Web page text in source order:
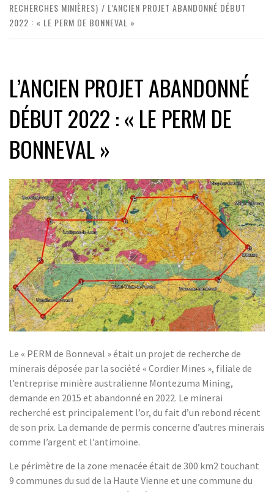
RECHERCHES MINIÈRES)
L’ANCIEN PROJET ABANDONNÉ DÉBUT
2022 : « LE PERM DE BONNEVAL »
L’ANCIEN PROJET ABANDONNÉ
DÉBUT 2022 : « LE PERM DE
BONNEVAL »
Le « PERM de Bonneval » était un projet de recherche de
minerais déposée par la société « Cordier Mines », filiale de
l’entreprise minière australienne Montezuma Mining,
demande en 2015 et abandonné en 2022. Le minerai
recherché est principalement l’or, du fait d’un rebond récent
de son prix. La demande de permis concerne d’autres minerais
comme l’argent et l’antimoine.
Le périmètre de la zone menacée était de 300 km2 touchant
9 communes du sud de la Haute Vienne et une commune du